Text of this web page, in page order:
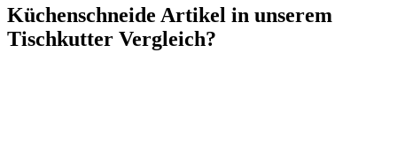
Küchenschneide Artikel in unserem
Tischkutter Vergleich?